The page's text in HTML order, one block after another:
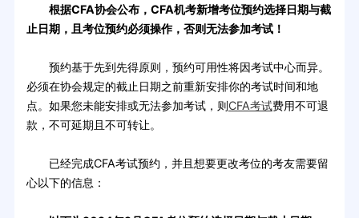
根据CFA协会公布，CFA机考新增考位预约选择日期与截
止日期，且考位预约必须操作，否则无法参加考试！
预约基于先到先得原则，预约可用性将因考试中心而异。
必须在协会规定的截止日期之前重新安排你的考试时间和地
点。如果您未能安排或无法参加考试，则CFA考试费用不可退
款，不可延期且不可转让。
已经完成CFA考试预约，并且想要更改考位的考友需要留
心以下的信息：